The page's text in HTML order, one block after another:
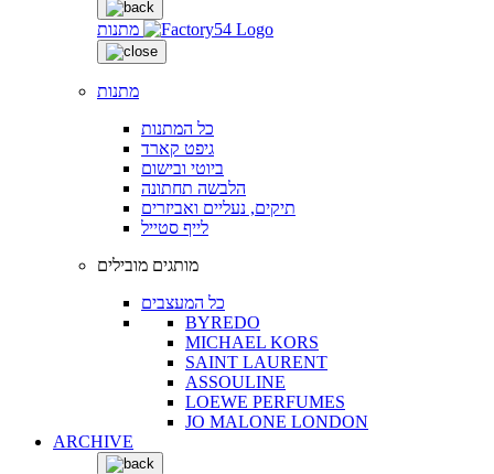
מתנות
מתנות
כל המתנות
גיפט קארד
ביוטי ובישום
הלבשה תחתונה
תיקים, נעליים ואביזרים
לייף סטייל
מותגים מובילים
כל המעצבים
BYREDO
MICHAEL KORS
SAINT LAURENT
ASSOULINE
LOEWE PERFUMES
JO MALONE LONDON
ARCHIVE